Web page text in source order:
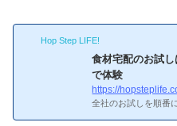
Hop Step LIFE!
食材宅配のお試
で体験
https://
全社のお試しを順番